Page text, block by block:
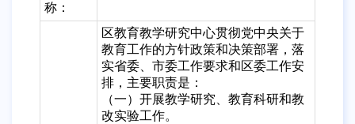
称：
区教育教学研究中心贯彻党中央关于
教育工作的方针政策和决策部署，落
实省委、市委工作要求和区委工作安
排，主要职责是：
（一）开展教学研究、教育科研和教
改实验工作。